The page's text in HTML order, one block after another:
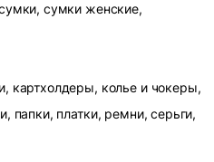
сумки женские,
картхолдеры, колье и чокеры,
папки, платки, ремни, серьги,